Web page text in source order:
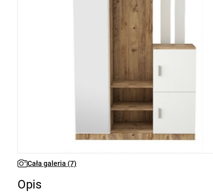
Cała galeria (7)
Opis